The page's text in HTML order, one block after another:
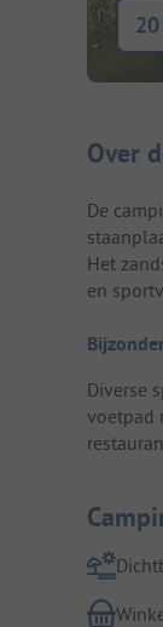
Over
De
Het
en
Diverse
voetpad